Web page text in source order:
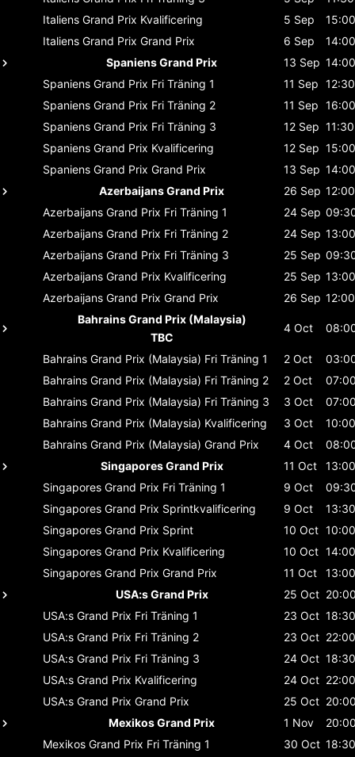
Italiens Grand Prix Kvalificering 5 Sep
15:00
Italiens Grand Prix Grand Prix 6 Sep
14:00
Spaniens Grand Prix
13 Sep 14:00
Spaniens Grand Prix Fri Träning 1 11 Sep 12:30
Spaniens Grand Prix Fri Träning 2 11 Sep 16:00
Spaniens Grand Prix Fri Träning 3 12 Sep 11:30
Spaniens Grand Prix Kvalificering 12 Sep 15:00
Spaniens Grand Prix Grand Prix 13 Sep 14:00
Azerbaijans Grand Prix
26 Sep 12:00
Azerbaijans Grand Prix Fri Träning 1 24 Sep
Azerbaijans Grand Prix Fri Träning 2 24 Sep 13:00
Azerbaijans Grand Prix Fri Träning 3 25 Sep
Azerbaijans Grand Prix Kvalificering 25 Sep 13:00
Azerbaijans Grand Prix Grand Prix 26 Sep 12:00
Bahrains Grand Prix (Malaysia)
TBC
4 Oct
Bahrains Grand Prix (Malaysia) Fri Träning 1 2 Oct
Bahrains Grand Prix (Malaysia) Fri Träning 2 2 Oct
07:00
Bahrains Grand Prix (Malaysia) Fri Träning 3 3 Oct
07:00
Bahrains Grand Prix (Malaysia) Kvalificering 3 Oct
10:00
Bahrains Grand Prix (Malaysia) Grand Prix 4 Oct
Singapores Grand Prix
11 Oct
13:00
Singapores Grand Prix Fri Träning 1 9 Oct
Singapores Grand Prix Sprintkvalificering 9 Oct
13:30
Singapores Grand Prix Sprint 10 Oct 10:00
Singapores Grand Prix Kvalificering 10 Oct 14:00
Singapores Grand Prix Grand Prix 11 Oct
13:00
USA:s Grand Prix
25 Oct 20:00
USA:s Grand Prix Fri Träning 1 23 Oct 18:30
USA:s Grand Prix Fri Träning 2 23 Oct 22:00
USA:s Grand Prix Fri Träning 3 24 Oct 18:30
USA:s Grand Prix Kvalificering 24 Oct 22:00
USA:s Grand Prix Grand Prix 25 Oct 20:00
Mexikos Grand Prix
1 Nov
20:00
Mexikos Grand Prix Fri Träning 1 30 Oct 18:30